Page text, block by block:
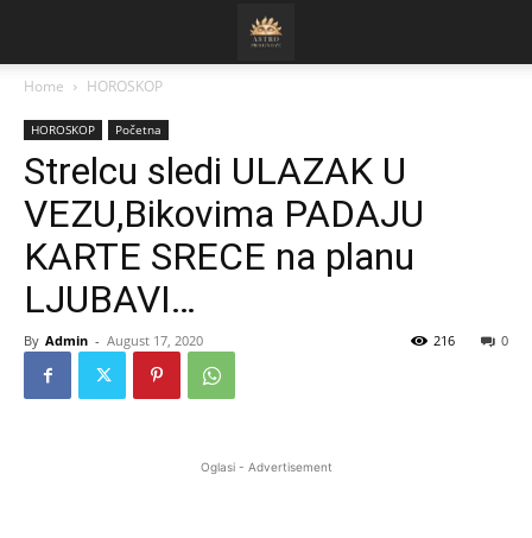
Home HOROSKOP
HOROSKOP Početna
Strelcu sledi ULAZAK U
VEZU,Bikovima PADAJU
KARTE SRECE na planu
LJUBAVI…
By Admin - August 17, 2020 0
216
Oglasi - Advertisement